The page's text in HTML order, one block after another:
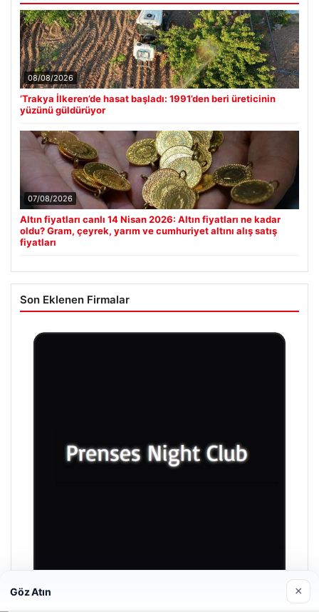
08/08/2026
‘Trakya İlkeren’de hasat başladı: 1991’den beri üreticinin
yüzünü güldürüyor
07/08/2026
Altın fiyatları canlı 14 Nisan 2026: Altın fiyatları ne kadar
oldu? Gram, çeyrek, yarım ve cumhuriyet altını alış satış
fiyatları
Son Eklenen Firmalar
Göz Atın ×